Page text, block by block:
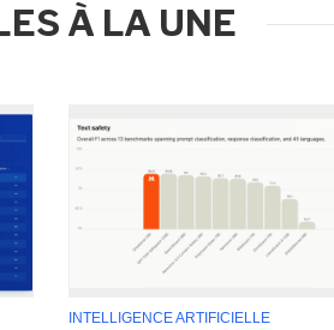
À LA UNE
INTELLIGENCE ARTIFICIELLE